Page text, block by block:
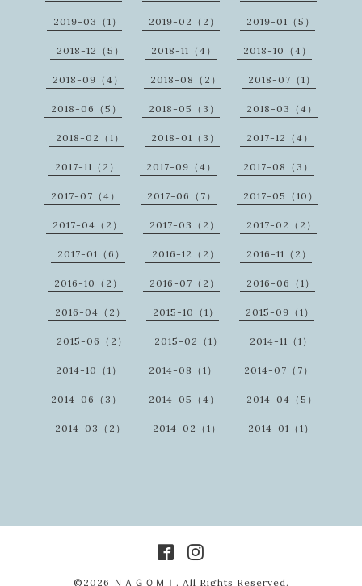
2019-03（1） 2019-02（2） 2019-01（5）
2018-12（5） 2018-11（4） 2018-10（4）
2018-09（4） 2018-08（2） 2018-07（1）
2018-06（5） 2018-05（3） 2018-03（4）
2018-02（1） 2018-01（3） 2017-12（4）
2017-11（2） 2017-09（4） 2017-08（3）
2017-07（4） 2017-06（7） 2017-05（10）
2017-04（2） 2017-03（2） 2017-02（2）
2017-01（6） 2016-12（2） 2016-11（2）
2016-10（2） 2016-07（2） 2016-06（1）
2016-04（2） 2015-10（1） 2015-09（1）
2015-06（2） 2015-02（1） 2014-11（1）
2014-10（1） 2014-08（1） 2014-07（7）
2014-06（3） 2014-05（4） 2014-04（5）
2014-03（2） 2014-02（1） 2014-01（1）
©2026 ＮＡＧＯＭＩ . All Rights Reserved.